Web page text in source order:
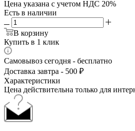
Цена указана с учетом НДС 20%
Есть в наличии
В корзину
Купить в 1 клик
Самовывоз сегодня - бесплатно
Доставка завтра - 500 ₽
Характеристики
Цена действительна только для